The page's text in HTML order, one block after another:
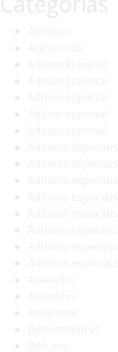
Abrasivo
Acessórios
Aditivo Especial
Aditivo Especial
Aditivo especial
Aditivo especial
Aditivo especial
Aditivos especiais
Aditivos especiais
Aditivos especiais
Aditivos especiais
Aditivos especiais
Aditivos especiais
Aditivos especiais
Aditivos especiais
Aparelho
Aparelho
Aspirador
Betumadeiras
Betume